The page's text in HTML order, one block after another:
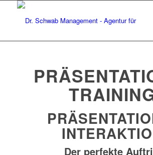
Der perfekte